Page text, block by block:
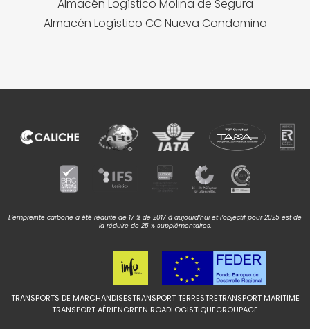
Almacén Logístico Molina de Segura
Almacén Logístico CC Nueva Condomina
L’empreinte carbone a été réduite de 17 % de 2017 à aujourd’hui et l’objectif pour 2025 est de
la réduire de 25 % supplémentaires.
TRANSPORTS DE MARCHANDISESTRANSPORT TERRESTRETRANSPORT MARITIME
TRANSPORT AÉRIENGREEN ROADLOGISTIQUEGROUPAGE